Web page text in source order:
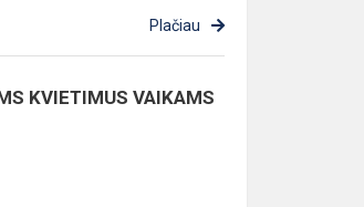
Plačiau
KVIETIMUS VAIKAMS